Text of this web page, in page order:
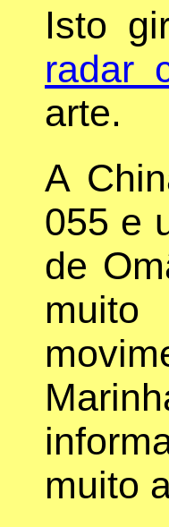
Isto
radar
arte.
A
055 e
de
muito